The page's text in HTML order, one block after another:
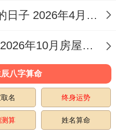
光、理发、
整手足甲、
安床、作
灶、扫舍、
教牛马
安
葬、
开生
坟、
结
婚、
2026年四月适合下葬的日子 2026年4月宜下葬的日子
2026年10月封顶吉日 2026年10月房屋封顶吉日
八字算命
名 终身运势
算 姓名算命